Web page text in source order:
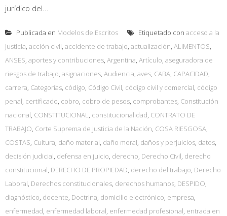
jurídico del...
Publicada en Modelos de Escritos Etiquetado con acceso a la
Justicia, acción civil, accidente de trabajo, actualización, ALIMENTOS,
ANSES, aportes y contribuciones, Argentina, Artículo, aseguradora de
riesgos de trabajo, asignaciones, Audiencia, aves, CABA, CAPACIDAD,
carrera, Categorías, código, Código Civil, código civil y comercial, código
penal, certificado, cobro, cobro de pesos, comprobantes, Constitución
nacional, CONSTITUCIONAL, constitucionalidad, CONTRATO DE
TRABAJO, Corte Suprema de Justicia de la Nación, COSA RIESGOSA,
COSTAS, Cultura, daño material, daño moral, daños y perjuicios, datos,
decisión judicial, defensa en juicio, derecho, Derecho Civil, derecho
constitucional, DERECHO DE PROPIEDAD, derecho del trabajo, Derecho
Laboral, Derechos constitucionales, derechos humanos, DESPIDO,
diagnóstico, docente, Doctrina, domicilio electrónico, empresa,
enfermedad, enfermedad laboral, enfermedad profesional, entrada en